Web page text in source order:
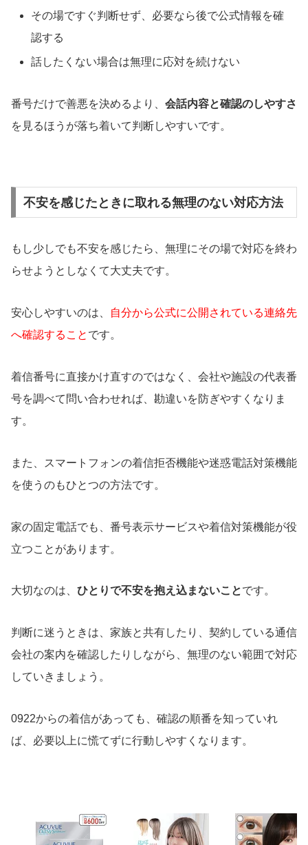
その場ですぐ判断せず、必要なら後で公式情報を確
認する
話したくない場合は無理に応対を続けない
番号だけで善悪を決めるより、 会話内容と確認のしやすさ
を見るほうが落ち着いて判断しやすいです。
不安を感じたときに取れる無理のない対応方法
もし少しでも不安を感じたら、無理にその場で対応を終わ
らせようとしなくて大丈夫です。
安心しやすいのは、
自分から公式に公開されている連絡先
へ確認すること です。
着信番号に直接かけ直すのではなく、会社や施設の代表番
号を調べて問い合わせれば、勘違いを防ぎやすくなりま
す。
また、スマートフォンの着信拒否機能や迷惑電話対策機能
を使うのもひとつの方法です。
家の固定電話でも、番号表示サービスや着信対策機能が役
立つことがあります。
大切なのは、 ひとりで不安を抱え込まないことです。
判断に迷うときは、家族と共有したり、契約している通信
会社の案内を確認したりしながら、無理のない範囲で対応
していきましょう。
0922からの着信があっても、確認の順番を知っていれ
ば、必要以上に慌てずに行動しやすくなります。